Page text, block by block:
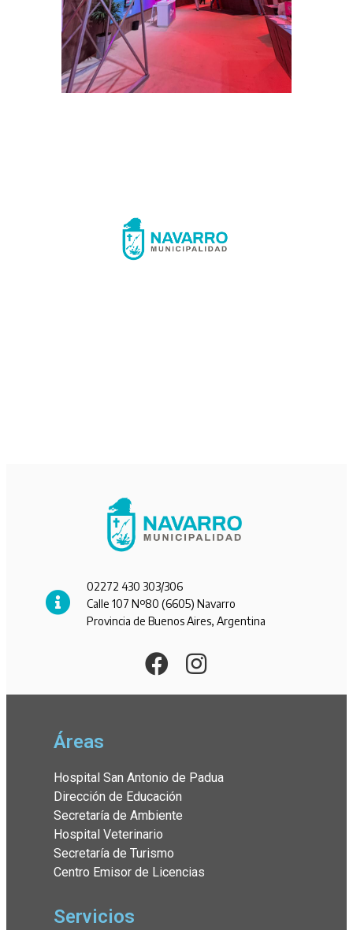
02272 430 303/306
Calle 107 Nº80 (6605) Navarro
Provincia de Buenos Aires, Argentina
Áreas
Hospital San Antonio de Padua
Dirección de Educación
Secretaría de Ambiente
Hospital Veterinario
Secretaría de Turismo
Centro Emisor de Licencias
Servicios